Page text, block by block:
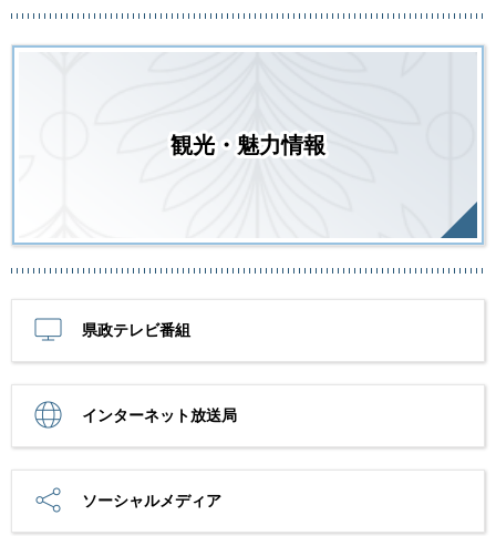
観光・魅力情報
県政テレビ番組
インターネット放送局
ソーシャルメディア